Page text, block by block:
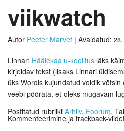
viikwatch
Autor Peeter Marvet | Avaldatud:
Linnar: Häälekaalu-koolitus läks
kirjeldav tekst (lisaks Linnari
üks Wordis kujundatud voldik
veebi pöörata, et oleks mugavam
Postitatud rubriiki Arhiiv, Foorum.
Kommenteerimine ja trackback-